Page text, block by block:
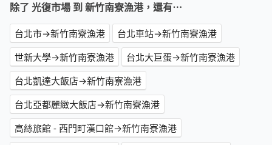
除了 光復市場 到 新竹南寮漁港，還有⋯
台北市→新竹南寮漁港
台北車站→新竹南寮漁港
世新大學→新竹南寮漁港
台北大巨蛋→新竹南寮漁港
台北凱達大飯店→新竹南寮漁港
台北亞都麗緻大飯店→新竹南寮漁港
高絲旅館 - 西門町漢口館→新竹南寮漁港